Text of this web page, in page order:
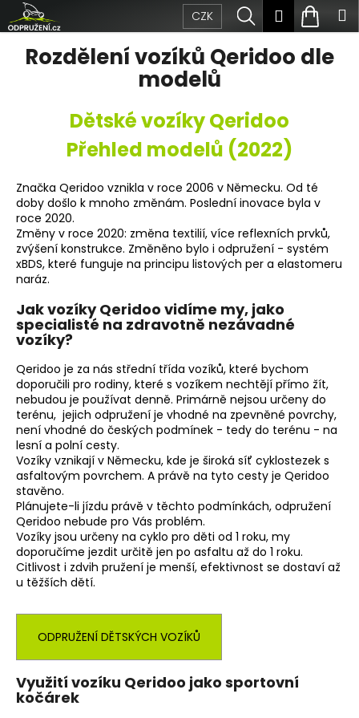
Přejít
na
obsah
CZK Hledat
košík
Rozdělení vozíků Qeridoo dle
modelů
Dětské vozíky Qeridoo
Přehled modelů (2022)
Značka Qeridoo vznikla v roce 2006 v Německu. Od té
doby došlo k mnoho změnám. Poslední inovace byla v
roce 2020.
Změny v roce 2020: změna textilií, více reflexních prvků,
zvýšení konstrukce. Změněno bylo i odpružení - systém
xBDS, které funguje na principu listových per a elastomeru
naráz.
Jak vozíky Qeridoo vidíme my, jako
specialisté na zdravotně nezávadné
vozíky?
Qeridoo je za nás střední třída vozíků, které bychom
doporučili pro rodiny, které s vozíkem nechtějí přímo žít,
nebudou je používat denně. Primárně nejsou určeny do
terénu, jejich odpružení je vhodné na zpevněné povrchy,
není vhodné do českých podmínek - tedy do terénu - na
lesní a polní cesty.
Vozíky vznikají v Německu, kde je široká síť cyklostezek s
asfaltovým povrchem. A právě na tyto cesty je Qeridoo
stavěno.
Plánujete-li jízdu právě v těchto podmínkách, odpružení
Qeridoo nebude pro Vás problém.
Vozíky jsou určeny na cyklo pro děti od 1 roku, my
doporučíme jezdit určitě jen po asfaltu až do 1 roku.
Citlivost i zdvih pružení je menší, efektivnost se dostaví až
u těžších dětí.
ODPRUŽENÍ DĚTSKÝCH VOZÍKŮ
Využití vozíku Qeridoo jako sportovní
kočárek
o
o
t
ř
e
u
j
e
t
e
n
a
j
í
t
?